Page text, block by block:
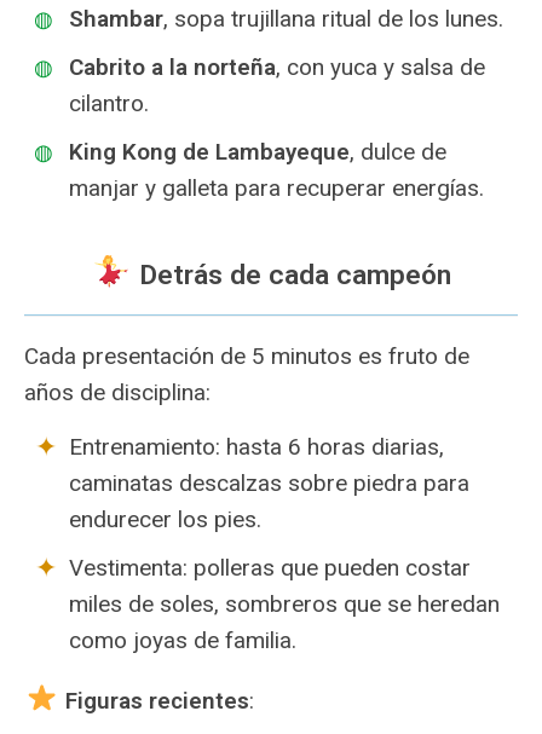
Shambar, sopa trujillana ritual de los lunes.
Cabrito a la norteña, con yuca y salsa de
cilantro.
King Kong de Lambayeque, dulce de
manjar y galleta para recuperar energías.
Detrás de cada campeón
Cada presentación de 5 minutos es fruto de
años de disciplina:
Entrenamiento: hasta 6 horas diarias,
caminatas descalzas sobre piedra para
endurecer los pies.
Vestimenta: polleras que pueden costar
miles de soles, sombreros que se heredan
como joyas de familia.
Figuras recientes: